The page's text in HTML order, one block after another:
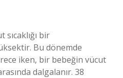
bir
Bu dönemde
iken, bir bebeğin vücut
dalgalanır. 38